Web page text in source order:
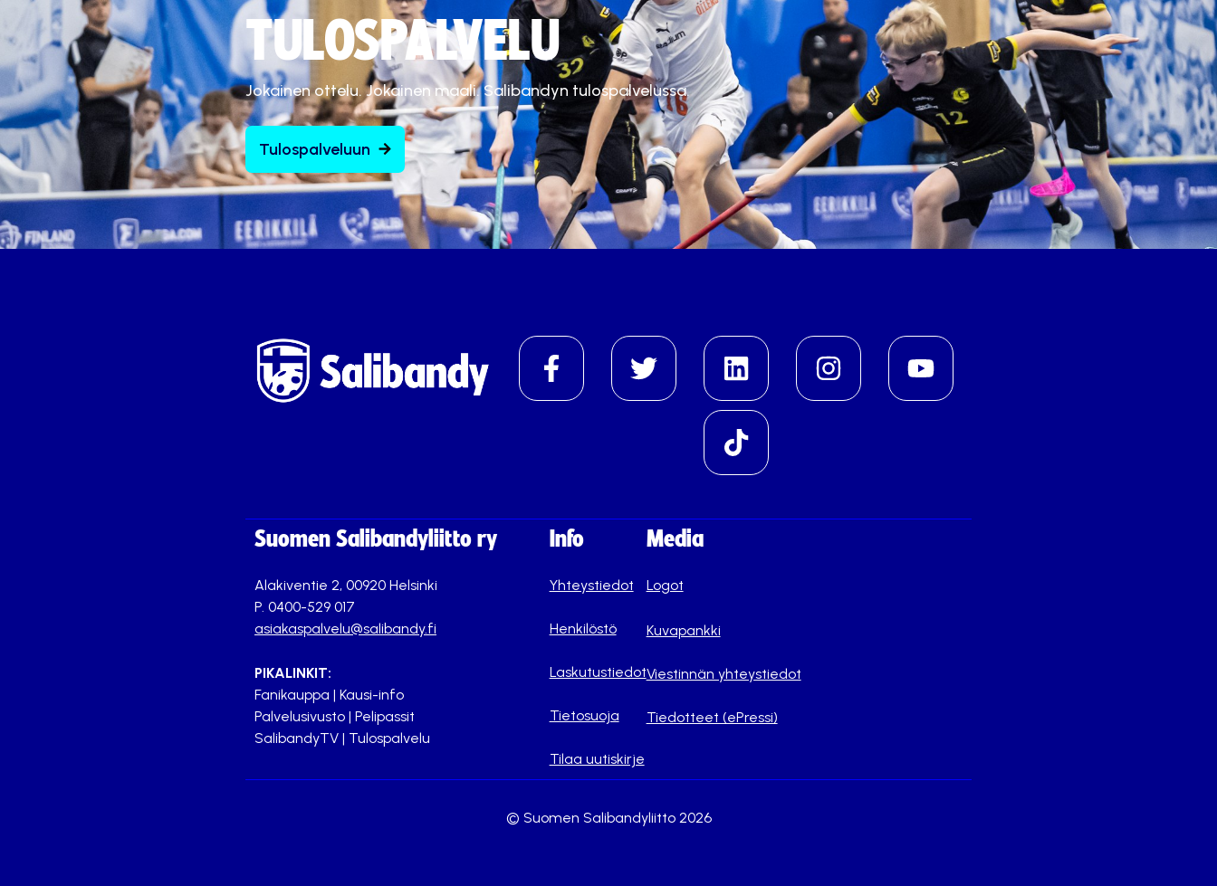
TULOSPALVELU
Jokainen ottelu. Jokainen maali. Salibandyn tulospalvelussa.
Tulospalveluun
Suomen Salibandyliitto ry
Alakiventie 2, 00920 Helsinki
P. 0400-529 017
asiakaspalvelu@salibandy.fi
PIKALINKIT:
Fanikauppa | Kausi-info
Palvelusivusto | Pelipassit
SalibandyTV | Tulospalvelu
Info
Yhteystiedot
Henkilöstö
Laskutustiedot
Tietosuoja
Tilaa uutiskirje
Media
Logot
Kuvapankki
Viestinnän yhteystiedot
Tiedotteet (ePressi)
© Suomen Salibandyliitto 2026